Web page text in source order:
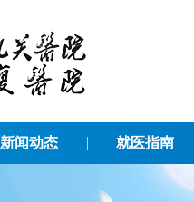
新闻动态 就医指南